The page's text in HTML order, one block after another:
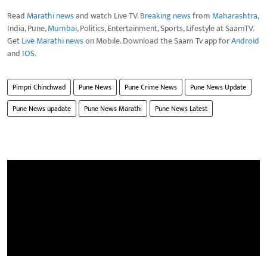
Read Marathi newsand watch Live TV.Breaking newsfrom Maharashtra,
India, Pune,Mumbai, Politics, Entertainment, Sports, Lifestyle at SaamTV.
GetLive Marathi newson Mobile. Download the Saam Tv app forAndroid
and IOS.
Pimpri Chinchwad Pune News Pune Crime News
Pune News Update
Pune News upadate
Pune News Marathi Pune News Latest